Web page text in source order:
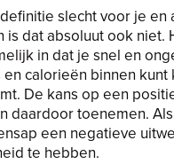
slecht voor je en
is dat absoluut ook niet.
in dat je snel en
calorieën binnen kunt
De kans op een
daardoor toenemen.
een negatieve
te hebben.